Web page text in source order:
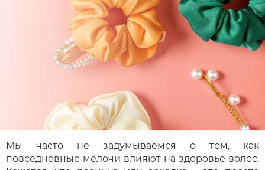
Мы часто не задумываемся о том, как
повседневные мелочи влияют на здоровье волос.